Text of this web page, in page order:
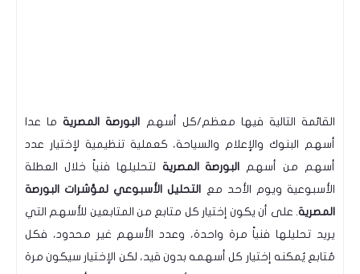
القائمة التالية فيها معظم/كل أسهم البورصة المصريةما عدا
أسهم البنوك والإعلام والسياحة، كعملية تنظيمية لإختيار عدد
أسهم من أسهم
البورصة المصرية لتحليلها فنياً خلال العطلة
الأسبوعية ويوم الأحد مع
التحليل الأسبوعي لمؤشرات
البورصة
المصرية. على أن يكون إختيار كل متابع من المتابعين للأسهم التي
يريد تحليلها فنياً مرة واحدة، وعدد الأسهم غير محدود، فكل
مُتابع يُمكنه إختيار كل أسهمه بدون قيد، لكن الإختيار سيكون مرة